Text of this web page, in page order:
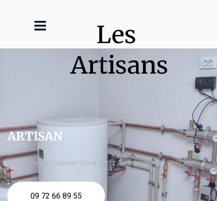
Les
Artisans
ARTISAN
chaudière gaz Saunier Duval Gretz Armainvilliers
09 72 66 89 55